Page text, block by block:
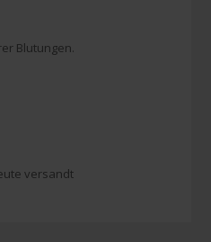
Blutungen.
versandt